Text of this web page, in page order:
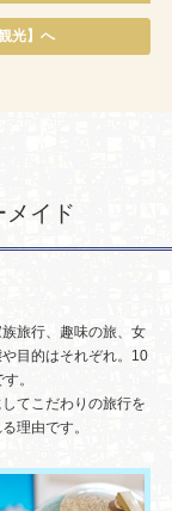
光】へ
イド
旅行、趣味の旅、女
目的はそれぞれ。10
。
てこだわりの旅行を
理由です。